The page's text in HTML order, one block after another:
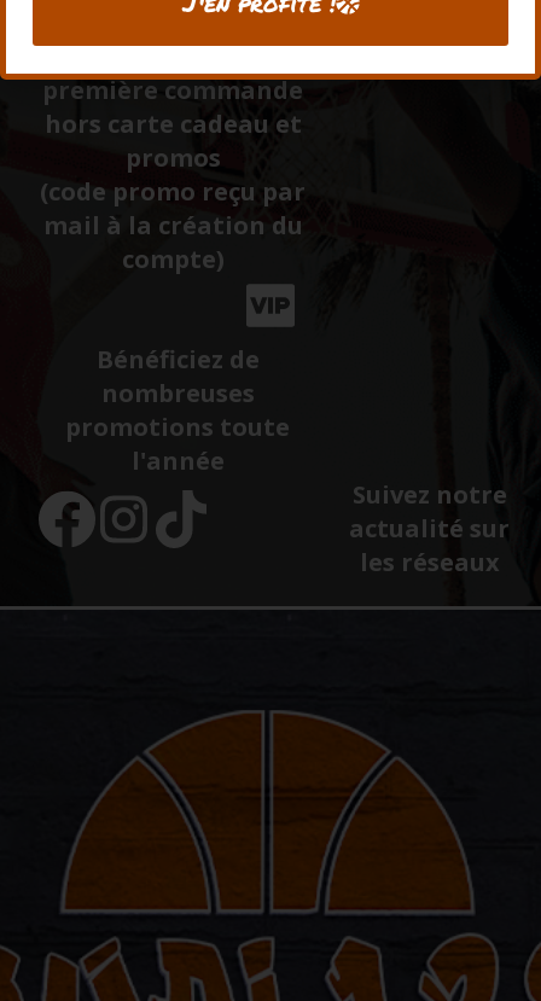
Recevez -10% sur votre
première commande
hors carte cadeau et
promos
(code promo reçu par
mail à la création du
compte)
Bénéficiez de
nombreuses
promotions toute
l'année
Suivez notre
actualité sur
les réseaux